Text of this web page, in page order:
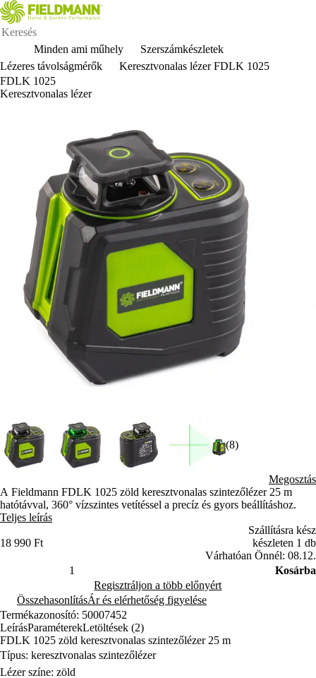
Minden ami műhely
Szerszámkészletek
Lézeres távolságmérők
Keresztvonalas lézer FDLK 1025
FDLK 1025
Keresztvonalas lézer
(8)
Megosztás
A Fieldmann FDLK 1025 zöld keresztvonalas szintezőlézer 25 m
hatótávval, 360° vízszintes vetítéssel a precíz és gyors beállításhoz.
Teljes leírás
18 990 Ft
Szállításra kész
készleten 1 db
Várhatóan Önnél: 08.12.
Kosárba
Regisztráljon a több előnyért
ÖsszehasonlításÁr és elérhetőség figyelése
Termékazonosító: 50007452
LeírásParaméterekLetöltések (2)
FDLK 1025 zöld keresztvonalas szintezőlézer 25 m
Típus: keresztvonalas szintezőlézer
Lézer színe: zöld